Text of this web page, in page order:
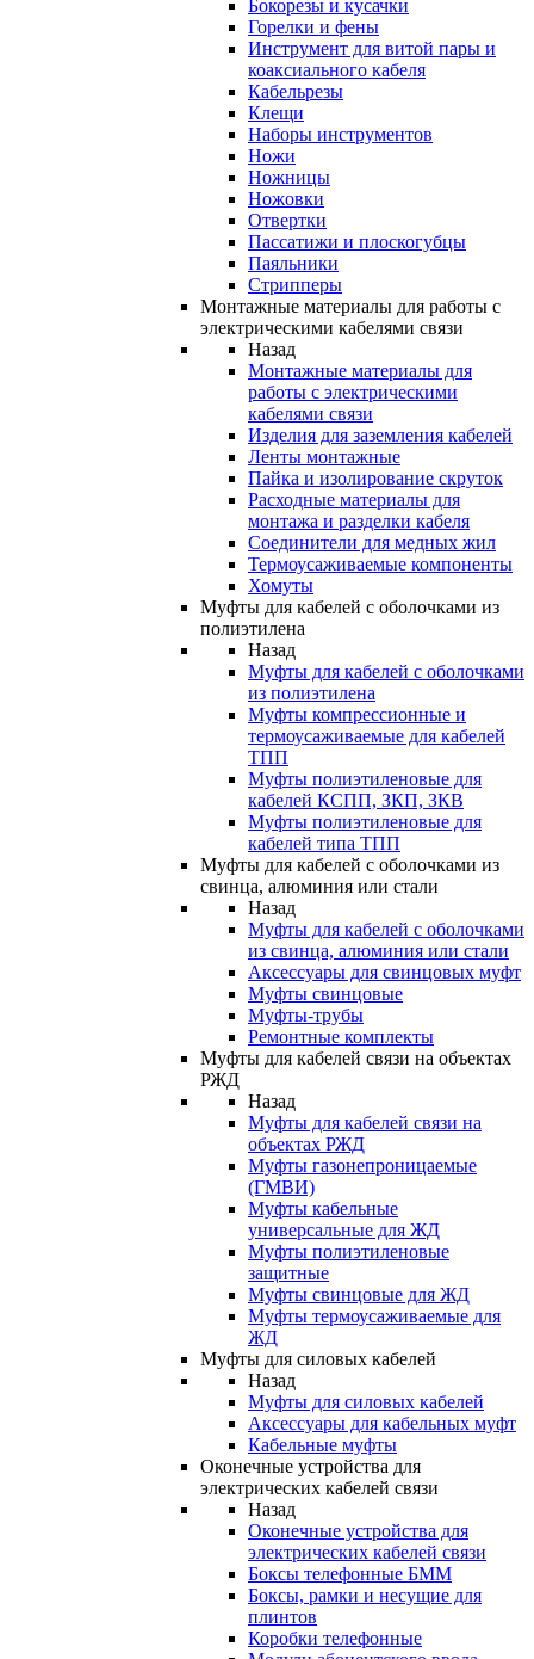
Бокорезы и кусачки
Горелки и фены
Инструмент для витой пары и
коаксиального кабеля
Кабельрезы
Клещи
Наборы инструментов
Ножи
Ножницы
Ножовки
Отвертки
Пассатижи и плоскогубцы
Паяльники
Стрипперы
Монтажные материалы для работы с
электрическими кабелями связи
Назад
Монтажные материалы для
работы с электрическими
кабелями связи
Изделия для заземления кабелей
Ленты монтажные
Пайка и изолирование скруток
Расходные материалы для
монтажа и разделки кабеля
Соединители для медных жил
Термоусаживаемые компоненты
Хомуты
Муфты для кабелей с оболочками из
полиэтилена
Назад
Муфты для кабелей с оболочками
из полиэтилена
Муфты компрессионные и
термоусаживаемые для кабелей
ТПП
Муфты полиэтиленовые для
кабелей КСПП, ЗКП, ЗКВ
Муфты полиэтиленовые для
кабелей типа ТПП
Муфты для кабелей с оболочками из
свинца, алюминия или стали
Назад
Муфты для кабелей с оболочками
из свинца, алюминия или стали
Аксессуары для свинцовых муфт
Муфты свинцовые
Муфты-трубы
Ремонтные комплекты
Муфты для кабелей связи на объектах
РЖД
Назад
Муфты для кабелей связи на
объектах РЖД
Муфты газонепроницаемые
(ГМВИ)
Муфты кабельные
универсальные для ЖД
Муфты полиэтиленовые
защитные
Муфты свинцовые для ЖД
Муфты термоусаживаемые для
ЖД
Муфты для силовых кабелей
Назад
Муфты для силовых кабелей
Аксессуары для кабельных муфт
Кабельные муфты
Оконечные устройства для
электрических кабелей связи
Назад
Оконечные устройства для
электрических кабелей связи
Боксы телефонные БММ
Боксы, рамки и несущие для
плинтов
Коробки телефонные